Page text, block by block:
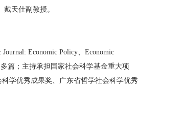
戴天仕副教授。
Economic Policy、 Economic
篇；主持承担国家社会科学基金重大项
学优秀成果奖、广东省哲学社会科学优秀